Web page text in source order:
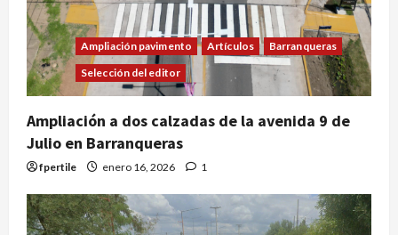
Ampliación pavimento Artículos
Barranqueras
Selección del editor
Ampliación a dos calzadas de la avenida 9 de
Julio en Barranqueras
fpertile enero 16, 2026 1